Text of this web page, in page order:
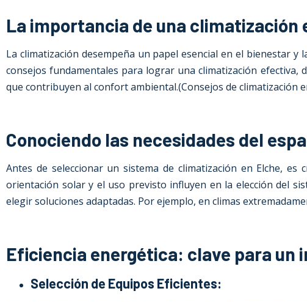
La importancia de una climatización
La climatización desempeña un papel esencial en el bienestar
consejos fundamentales para lograr una climatización efectiva,
que contribuyen al confort ambiental.(Consejos de climatización
Conociendo las necesidades del
Antes de seleccionar un sistema de climatización en Elche, es
orientación solar y el uso previsto influyen en la elección del
elegir soluciones adaptadas. Por ejemplo, en climas
Eficiencia energética: clave para un
Selección de Equipos Eficientes: